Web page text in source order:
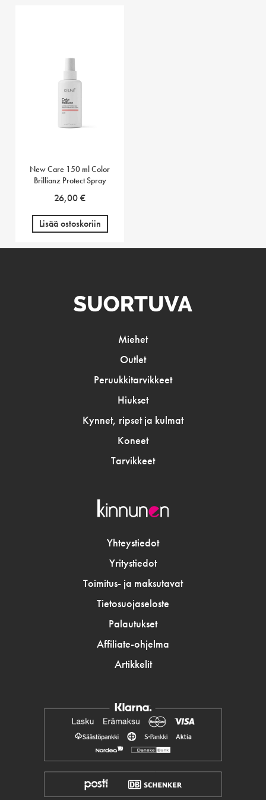
New Care 150 ml Color
Brillianz Protect Spray
26,00€
Lisää ostoskoriin
Miehet
Outlet
Peruukkitarvikkeet
Hiukset
Kynnet, ripset ja kulmat
Koneet
Tarvikkeet
Yhteystiedot
Yritystiedot
Toimitus- ja maksutavat
Tietosuojaseloste
Palautukset
Affiliate-ohjelma
Artikkelit